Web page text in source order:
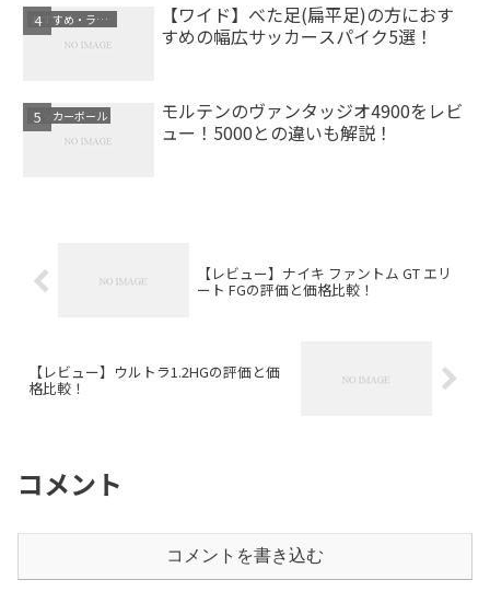
おすすめ・ランキング
【ワイド】べた足(扁平足)の方におす
すめの幅広サッカースパイク5選！
サッカーボール
モルテンのヴァンタッジオ4900をレビ
ュー！5000との違いも解説！
【レビュー】ナイキ ファントム GT エリ
ート FGの評価と価格比較！
【レビュー】ウルトラ1.2HGの評価と価
格比較！
コメント
コメントを書き込む